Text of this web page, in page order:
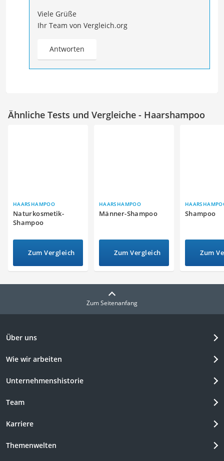
Viele Grüße
Ihr Team von Vergleich.org
Antworten
Ähnliche Tests und Vergleiche - Haarshampoo
HAARSHAMPOO
Naturkosmetik-
Shampoo
Zum Vergleich
HAARSHAMPOO
Männer-Shampoo
Zum Vergleich
Shampoo
Zum
Zum Seitenanfang
Über uns
Wie wir arbeiten
Unternehmenshistorie
Team
Karriere
Themenwelten